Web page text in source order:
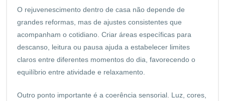
O rejuvenescimento dentro de casa não depende de
grandes reformas, mas de ajustes consistentes que
acompanham o cotidiano. Criar áreas específicas para
descanso, leitura ou pausa ajuda a estabelecer limites
claros entre diferentes momentos do dia, favorecendo o
equilíbrio entre atividade e relaxamento.
Outro ponto importante é a coerência sensorial. Luz, cores,